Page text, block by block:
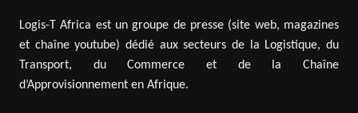
Logis-T Africa est un groupe de presse (site web, magazines
et chaîne youtube) dédié aux secteurs de la Logistique, du
Transport, du Commerce et de la Chaîne
d’Approvisionnement en Afrique.